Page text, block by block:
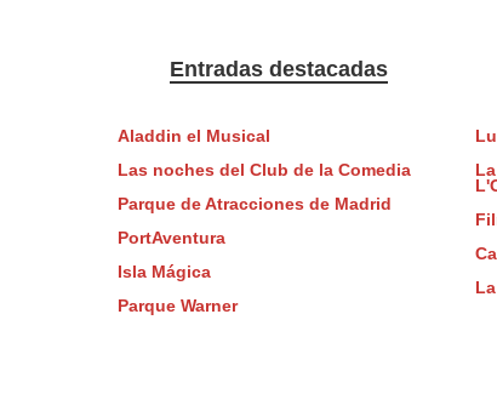
Entradas destacadas
Aladdin el Musical
Las noches del Club de la Comedia
Parque de Atracciones de Madrid
PortAventura
Isla Mágica
Parque Warner